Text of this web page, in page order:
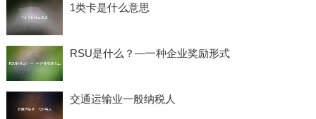
1类卡是什么意思
RSU是什么？—一种企业奖励形式
交通运输业一般纳税人